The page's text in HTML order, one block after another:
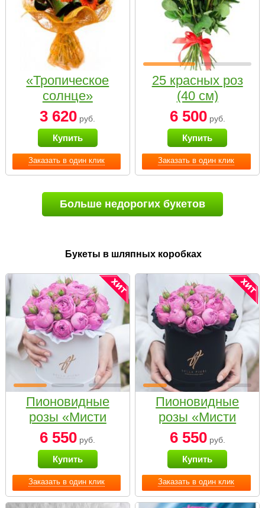
Заказать в один клик
«Тропическое
солнце»
3 620 руб.
Купить
Заказать в один клик
25 красных роз
(40 см)
6 500руб.
Купить
Больше недорогих букетов
Букеты в шляпных коробках
Заказать в один клик
Пионовидные
розы «Мисти
бабблс» в белой
коробке Small
6 550 руб.
Купить
Заказать в один клик
Пионовидные
розы «Мисти
бабблс» в
черной коробке
Small
6 550руб.
Купить